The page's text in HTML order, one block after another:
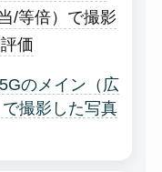
/等倍）で撮影
価
のメイン（広
撮影した写真